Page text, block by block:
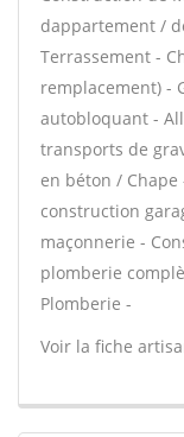
dappartement /
Terrassement -
remplacement) -
autobloquant -
transports de
en béton / Chape
construction
maçonnerie -
plomberie
Plomberie -
Voir la fiche